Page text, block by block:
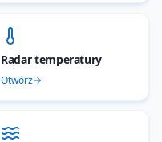
Radar temperatury
Otwórz